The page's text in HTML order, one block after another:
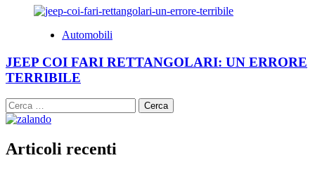
Automobili
JEEP COI FARI RETTANGOLARI: UN ERRORE
TERRIBILE
Ricerca
per:
Articoli recenti